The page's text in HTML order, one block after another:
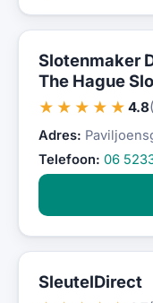
Slotenmaker
The Hague
★★★★★ 4.8
Adres:
Telefoon: 06
SleutelDirect